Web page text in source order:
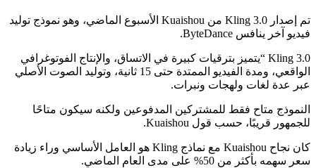
تم إصدار Kling 3.0 من Kuaishou الأسبوع الماضي، وهو نموذج توليد
فيديو آخر ينافس ByteDance.
Kling 3.0 “يتميز بترقيات كبيرة في الاتساق، والإنتاج الفوتوغرافي
الواقعي، ومدة الفيديو الممتدة حتى 15 ثانية، وتوليد الصوت الأصلي
عبر عدة لغات ولهجات ونبرات.
النموذج متاح فقط للمشتركين المدفوعين ولكنه سيكون متاحًا
للجمهور قريبًا، حسب قول Kuaishou.
كان نجاح Kuaishou مع نماذج Kling هو العامل الأساسي وراء زيادة
سعر سهمه بأكثر من 50% على مدى العام الماضي.